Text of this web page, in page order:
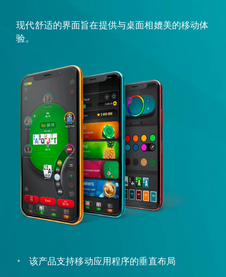
现代舒适的界面旨在提供与桌面相媲美的移动体
验。
该产品支持移动应用程序的垂直布局